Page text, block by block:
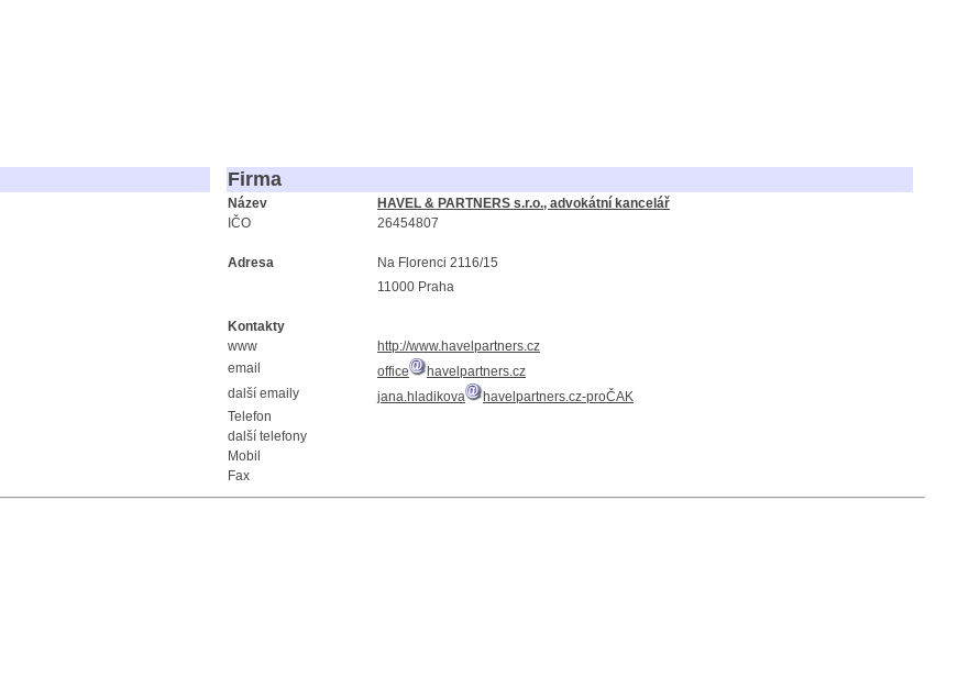
Firma
Název
HAVEL & PARTNERS s.r.o., advokátní kancelář
IČO
26454807
Adresa
Na Florenci 2116/15
11000 Praha
Kontakty
www
http://www.havelpartners.cz
email
office
havelpartners.cz
další emaily
jana.hladikova
havelpartners.cz-proČAK
Telefon
další telefony
Mobil
Fax